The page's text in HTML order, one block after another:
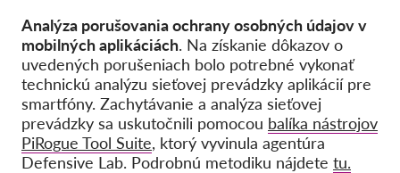
Analýza porušovania ochrany osobných údajov v
mobilných aplikáciách. Na získanie dôkazov o
uvedených porušeniach bolo potrebné vykonať
technickú analýzu sieťovej prevádzky aplikácií pre
smartfóny. Zachytávanie a analýza sieťovej
prevádzky sa uskutočnili pomocou balíka nástrojov
PiRogue Tool Suite, ktorý vyvinula agentúra
Defensive Lab. Podrobnú metodiku nájdete tu.